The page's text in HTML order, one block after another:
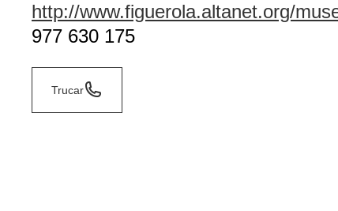
http://www.figuerola.altanet.org/
977 630 175
Trucar